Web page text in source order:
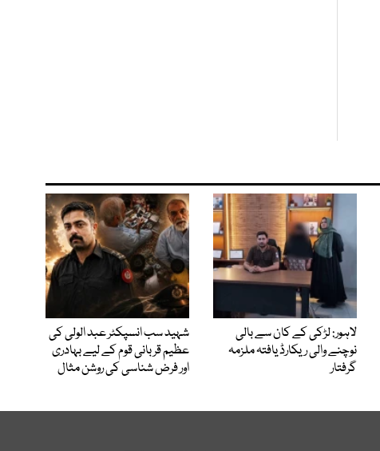
لاہور: لڑکی کے کان سے بالی
نوچنے والی ریکارڈ یافتہ ملزمہ
گرفتار
شہید سب انسپکٹر عبد الولی کی
عظیم قربانی قوم کے لیے بہادری
اور فرض شناسی کی روشن مثال